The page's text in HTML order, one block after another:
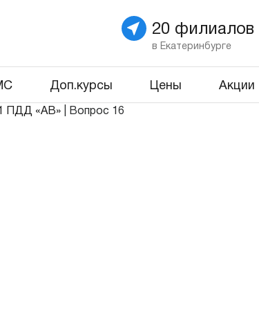
20 филиалов
в Екатеринбурге
Доп.курсы Цены Акции
ПДД «АВ» Вопрос 16